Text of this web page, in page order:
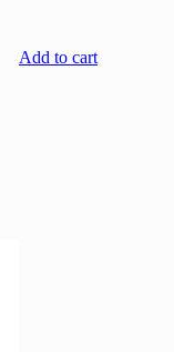
Add to cart